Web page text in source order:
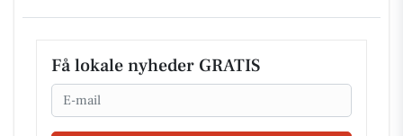
Få lokale nyheder GRATIS
Email